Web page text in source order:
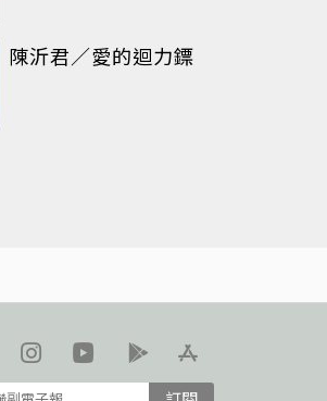
陳沂君／愛的迴力鏢